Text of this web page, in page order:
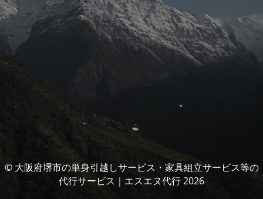
© 大阪府堺市の単身引越しサービス・家具組立サービス等の
代行サービス｜エスエヌ代行 2026